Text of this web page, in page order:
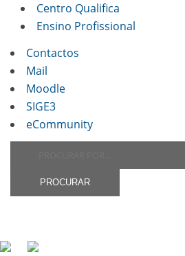
Centro Qualifica
Ensino Profissional
Contactos
Mail
Moodle
SIGE3
eCommunity